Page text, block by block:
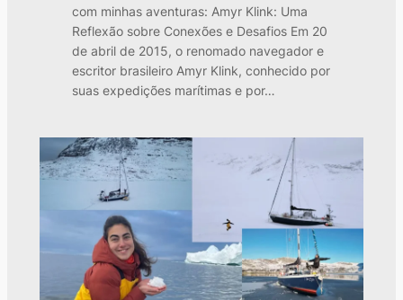
com minhas aventuras: Amyr Klink: Uma
Reflexão sobre Conexões e Desafios Em 20
de abril de 2015, o renomado navegador e
escritor brasileiro Amyr Klink, conhecido por
suas expedições marítimas e por…